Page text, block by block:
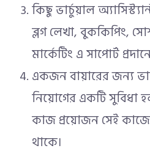
কিছু ভার্চুয়াল
ব্লগ লেখা, বুককিপিং,
মার্কেটিং এ সাপোর্ট
একজন বায়ারের জন্য
নিয়োগের একটি সুবিধা
কাজ প্রয়োজন সেই
থাকে।